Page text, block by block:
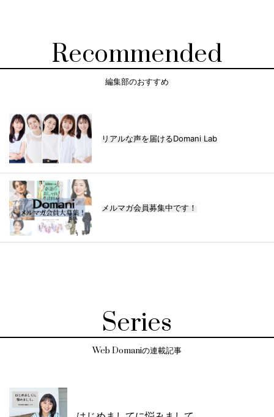
Recommended
編集部のおすすめ
リアルな声を届けるDomani Lab
メルマガ会員募集中です！
Series
Web Domaniの連載記事